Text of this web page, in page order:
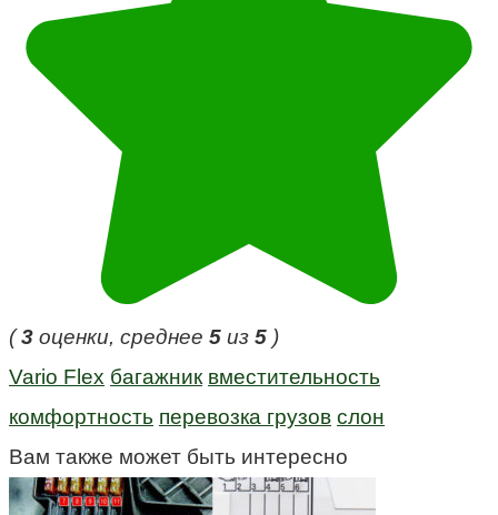
(3 оценки, среднее 5 из 5 )
Vario Flex багажник вместительность
комфортность перевозка грузов слон
Вам также может быть интересно